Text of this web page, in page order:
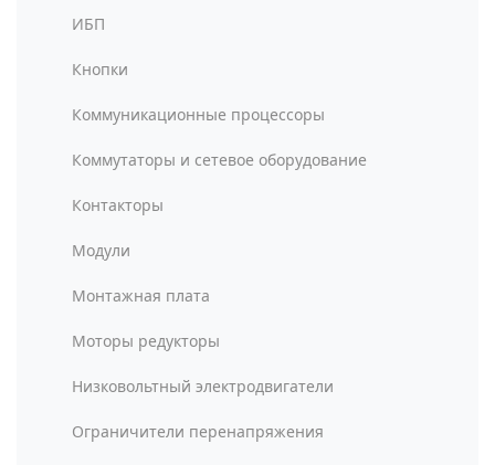
ИБП
Кнопки
Коммуникационные процессоры
Коммутаторы и сетевое оборудование
Контакторы
Модули
Монтажная плата
Моторы редукторы
Низковольтный электродвигатели
Ограничители перенапряжения